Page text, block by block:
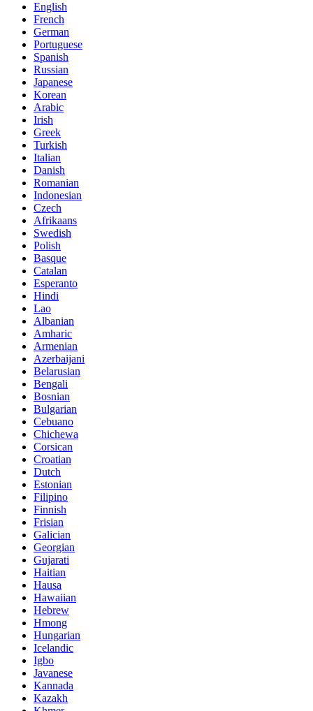
English
French
German
Portuguese
Spanish
Russian
Japanese
Korean
Arabic
Irish
Greek
Turkish
Italian
Danish
Romanian
Indonesian
Czech
Afrikaans
Swedish
Polish
Basque
Catalan
Esperanto
Hindi
Lao
Albanian
Amharic
Armenian
Azerbaijani
Belarusian
Bengali
Bosnian
Bulgarian
Cebuano
Chichewa
Corsican
Croatian
Dutch
Estonian
Filipino
Finnish
Frisian
Galician
Georgian
Gujarati
Haitian
Hausa
Hawaiian
Hebrew
Hmong
Hungarian
Icelandic
Igbo
Javanese
Kannada
Kazakh